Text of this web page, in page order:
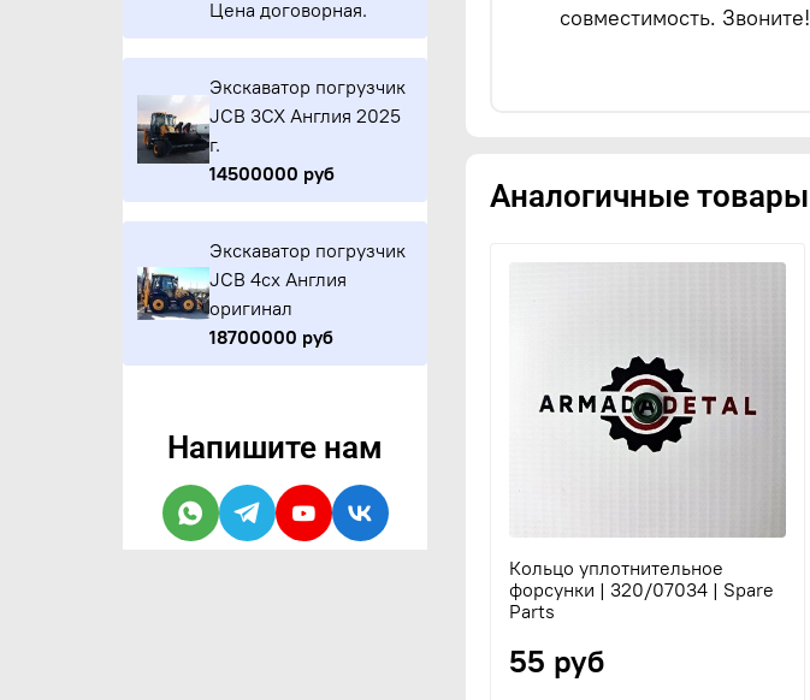
совместимость. Звоните!
Аналогичные товары
Кольцо уплотнительное
форсунки | 320/07034 | Spare
Parts
55 руб
Цена договорная.
Экскаватор погрузчик
JCB 3CX Англия 2025
г.
14500000 руб
Экскаватор погрузчик
JCB 4cx Англия
оригинал
18700000 руб
Напишите нам